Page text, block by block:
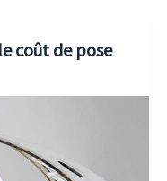
coût de pose